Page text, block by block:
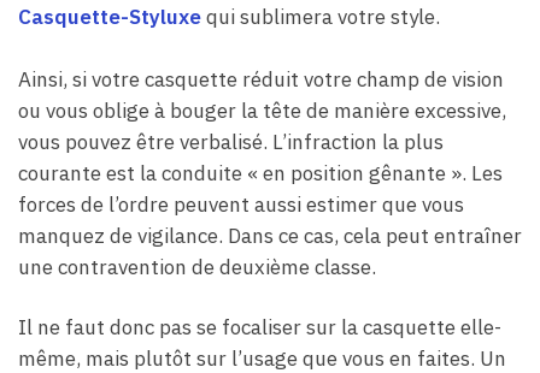
Casquette-Styluxequi sublimera votre style.
Ainsi, si votre casquette réduit votre champ de vision
ou vous oblige à bouger la tête de manière excessive,
vous pouvez être verbalisé. L’infraction la plus
courante est la conduite « en position gênante ». Les
forces de l’ordre peuvent aussi estimer que vous
manquez de vigilance. Dans ce cas, cela peut entraîner
une contravention de deuxième classe.
Il ne faut donc pas se focaliser sur la casquette elle-
même, mais plutôt sur l’usage que vous en faites. Un